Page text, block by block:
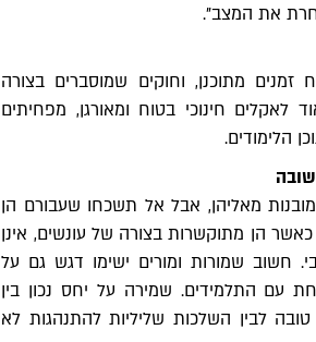
את המצב".
זמנים מתוכנן, וחוקים שמוסברים בצורה
לאקלים חינוכי בטוח ומאורגן, מפחיתים
הלימודים.
מאליהן, אבל אל תשכחו שעבורם הן
הן מתוקשרות בצורה של עונשים, אינן
חשוב שמורות ומורים ישימו דגש גם על
עם התלמידים. שמירה על יחס נכון בין
לבין השלכות שליליות להתנהגות לא